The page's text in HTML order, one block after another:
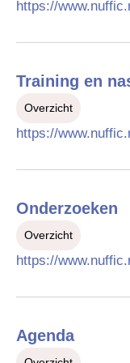
https://
Training en
Overzicht
https://
Onderzoeken
Overzicht
https://
Agenda